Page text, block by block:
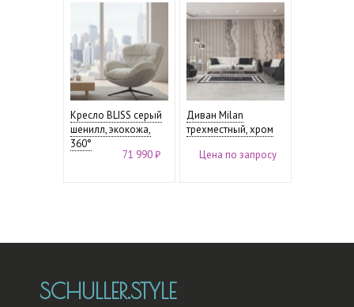
Кресло BLISS серый
шенилл, экокожа,
360°
71 990 ₽
Диван Milan
трехместный, хром
Цена по запросу
SCHULLER.STYLE